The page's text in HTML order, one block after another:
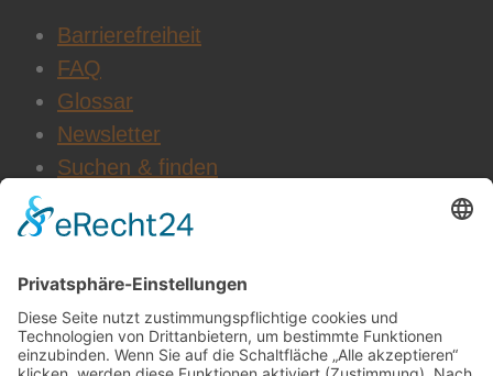
Barrierefreiheit
FAQ
Glossar
Newsletter
Suchen & finden
WEITERE INFOS
Datenschutz
Impressum